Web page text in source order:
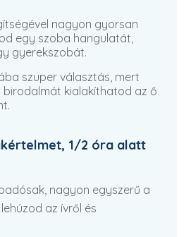
nagyon gyorsan
egy szoba hangulatát,
gyerekszobát.
szuper választás, mert
birodalmát kialakíthatod az ő
1/2 óra alatt
nagyon egyszerű a
az ívről és